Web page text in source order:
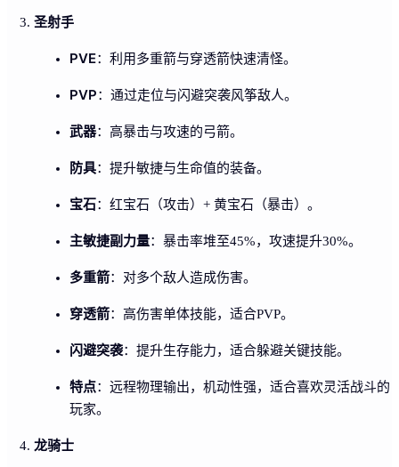
圣射手
PVE：利用多重箭与穿透箭快速清怪。
PVP：通过走位与闪避突袭风筝敌人。
武器：高暴击与攻速的弓箭。
防具：提升敏捷与生命值的装备。
宝石：红宝石（攻击）+ 黄宝石（暴击）。
主敏捷副力量：暴击率堆至45%，攻速提升30%。
多重箭：对多个敌人造成伤害。
穿透箭：高伤害单体技能，适合PVP。
闪避突袭：提升生存能力，适合躲避关键技能。
特点：远程物理输出，机动性强，适合喜欢灵活战斗的
玩家。
龙骑士